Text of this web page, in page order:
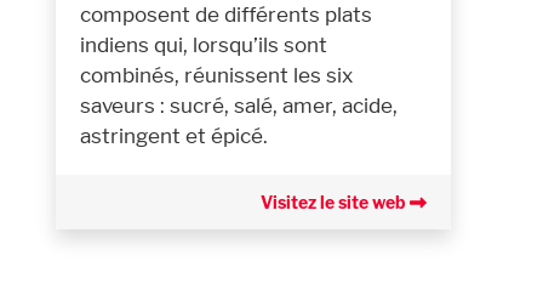
composent de différents plats
indiens qui, lorsqu’ils sont
combinés, réunissent les six
saveurs : sucré, salé, amer, acide,
astringent et épicé.
Visitez le site web